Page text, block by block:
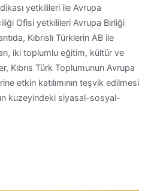
yetkilileri ile Avrupa
Ofisi yetkilileri Avrupa Birliği
Kıbrıslı Türklerin AB ile
iki toplumlu eğitim, kültür ve
Kıbrıs Türk Toplumunun Avrupa
etkin katılımının teşvik edilmesi
kuzeyindeki siyasal-sosyal-